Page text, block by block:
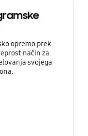
opremo prek
način za
svojega